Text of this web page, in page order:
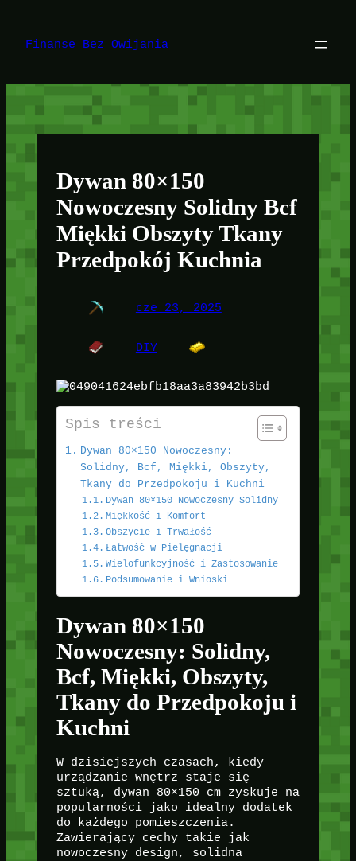
treści
Finanse Bez Owijania
Dywan 80×150
Nowoczesny Solidny Bcf
Miękki Obszyty Tkany
Przedpokój Kuchnia
cze 23, 2025
DIY
Spis treści
Dywan 80×150 Nowoczesny:
Solidny, Bcf, Miękki, Obszyty,
Tkany do Przedpokoju i Kuchni
Dywan 80×150 Nowoczesny Solidny
Miękkość i Komfort
Obszycie i Trwałość
Łatwość w Pielęgnacji
Wielofunkcyjność i Zastosowanie
Podsumowanie i Wnioski
Dywan 80×150
Nowoczesny: Solidny,
Bcf, Miękki, Obszyty,
Tkany do Przedpokoju i
Kuchni
W dzisiejszych czasach, kiedy
urządzanie wnętrz staje się
sztuką, dywan 80×150 cm zyskuje na
popularności jako idealny dodatek
do każdego pomieszczenia.
Zawierający cechy takie jak
nowoczesny design, solidna